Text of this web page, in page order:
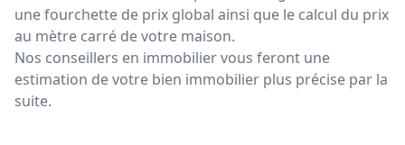
une fourchette de prix global ainsi que le calcul du prix
au mètre carré de votre maison.
Nos conseillers en immobilier vous feront une
estimation de votre bien immobilier plus précise par la
suite.